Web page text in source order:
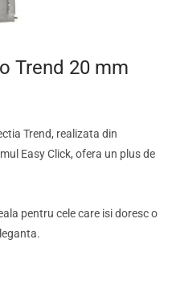
Trend 20 mm
Trend, realizata din
Easy Click, ofera un plus de
pentru cele care isi doresc o